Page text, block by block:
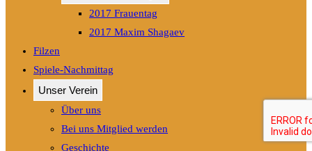
2017 Frauentag
2017 Maxim Shagaev
Filzen
Spiele-Nachmittag
Unser Verein
Über uns
Bei uns Mitglied werden
Geschichte